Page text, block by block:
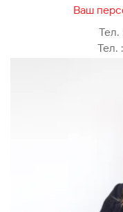
Ваш
Тел.
Тел. :